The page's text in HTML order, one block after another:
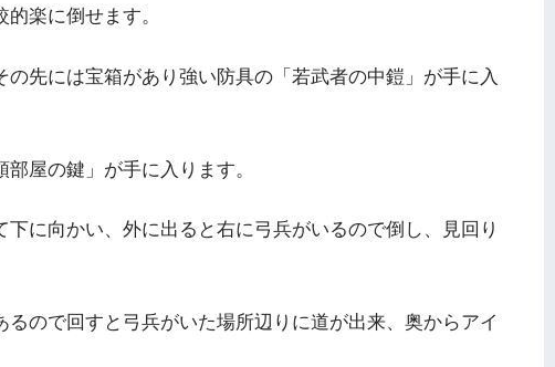
楽に倒せます。
先には宝箱があり強い防具の「若武者の中鎧」が手に入
屋の鍵」が手に入ります。
に向かい、外に出ると右に弓兵がいるので倒し、見回り
ので回すと弓兵がいた場所辺りに道が出来、奥からアイ